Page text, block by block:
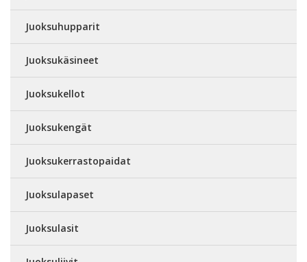
Juoksuhupparit
Juoksukäsineet
Juoksukellot
Juoksukengät
Juoksukerrastopaidat
Juoksulapaset
Juoksulasit